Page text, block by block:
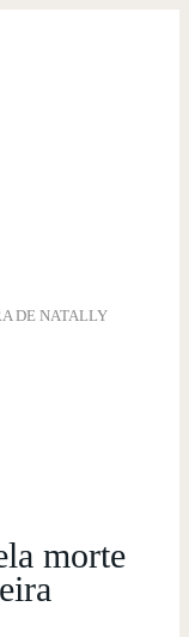
DE NATALLY
morte